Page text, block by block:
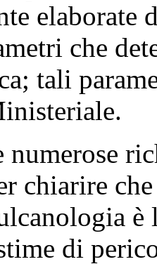
che
tali
numerose
chiarire
di